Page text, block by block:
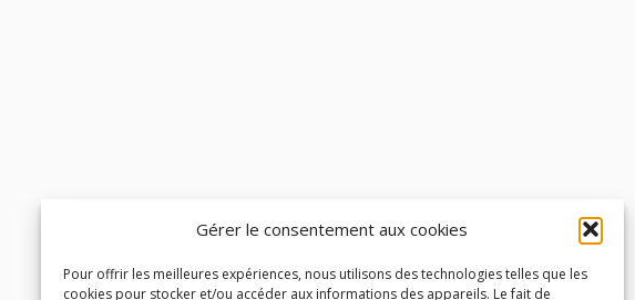
Gérer le consentement aux cookies
Pour offrir les meilleures expériences, nous utilisons des technologies telles que les
cookies pour stocker et/ou accéder aux informations des appareils. Le fait de